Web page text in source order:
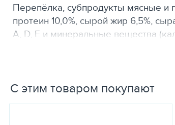
Перепёлка, субпродукты мясные и
протеин 10,0%, сырой жир 6,5%,
A, D, E и минеральные вещества
Кормление
на
С этим товаром покупают